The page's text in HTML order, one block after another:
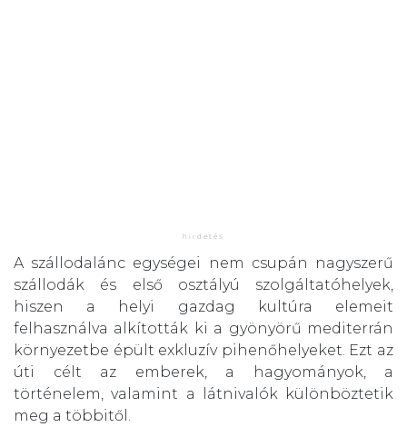
A szállodalánc egységei nem csupán nagyszerű
szállodák és első osztályú szolgáltatóhelyek,
hiszen a helyi gazdag kultúra elemeit
felhasználva alkították ki a gyönyörű mediterrán
környezetbe épült exkluzív pihenőhelyeket. Ezt az
úti célt az emberek, a hagyományok, a
történelem, valamint a látnivalók különböztetik
meg a többitől.